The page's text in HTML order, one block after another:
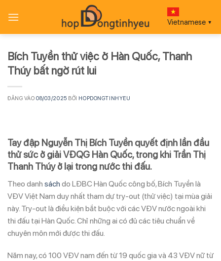
qua
Vietnamese ▼
Bích Tuyền thử việc ở Hàn Quốc, Thanh
Thúy bất ngờ rút lui
ĐĂNG VÀO08/03/2025 BỞI HOPDONGTINHYEU
Tay đập Nguyễn Thị Bích Tuyền quyết định lần đầu
thử sức ở giải VĐQG Hàn Quốc, trong khi Trần Thị
Thanh Thúy ở lại trong nước thi đấu.
Theo danh sách do LĐBC Hàn Quốc công bố, Bích Tuyền là
VĐV Việt Nam duy nhất tham dự try-out (thử việc) tại mùa giải
này. Try-out là điều kiện bắt buộc với các VĐV nước ngoài khi
thi đấu tại Hàn Quốc. Chỉ những ai có đủ các tiêu chuẩn về
chuyên môn mới được thi đấu.
Năm nay, có 100 VĐV nam đến từ 19 quốc gia và 43 VĐV nữ từ